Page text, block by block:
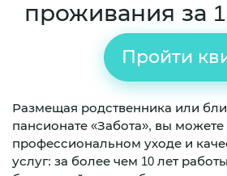
проживания за
Пройти
Размещая родственника или
пансионате «Забота», вы
профессиональном уходе и
услуг: за более чем 10 лет